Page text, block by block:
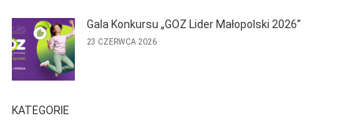
Gala Konkursu „GOZ Lider Małopolski 2026”
23 CZERWCA 2026
KATEGORIE